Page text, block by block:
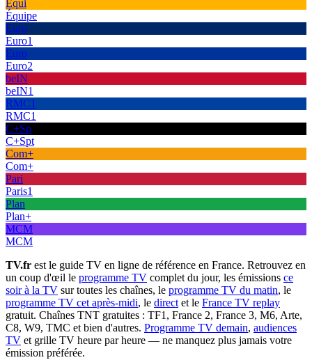
Équi
Équipe
Euro
Euro1
Euro
Euro2
beIN
beIN1
RMC1
RMC1
C+Sp
C+Spt
Com+
Com+
Pari
Paris1
Plan
Plan+
MCM
MCM
TV.fr est le guide TV en ligne de référence en France. Retrouvez en
un coup d'œil le programme TV complet du jour, les émissions ce
soir à la TV sur toutes les chaînes, le programme TV du matin, le
programme TV cet après-midi, le direct et le France TV replay
gratuit. Chaînes TNT gratuites : TF1, France 2, France 3, M6, Arte,
C8, W9, TMC et bien d'autres. Programme TV demain, audiences
TV et grille TV heure par heure — ne manquez plus jamais votre
émission préférée.